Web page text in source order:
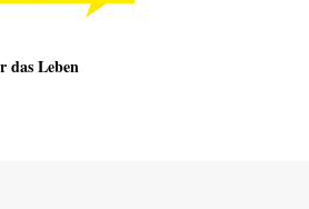
das Leben